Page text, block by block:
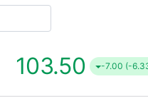
103.50 -7.00 (-